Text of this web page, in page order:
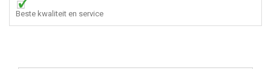
Beste kwaliteit en service